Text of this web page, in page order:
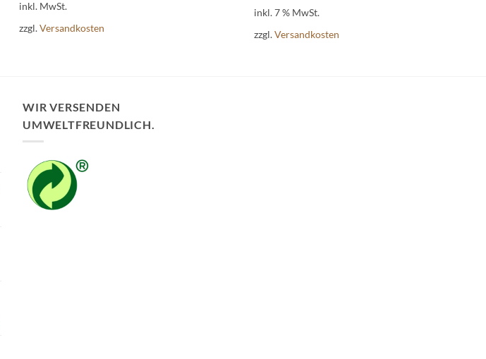
Produkt
weist
Optionen
können
Produktseite
gewählt
werden
inkl. MwSt.
zzgl.Versandkosten
inkl. 7 % MwSt.
zzgl.Versandkosten
WIR VERSENDEN
UMWELTFREUNDLICH.